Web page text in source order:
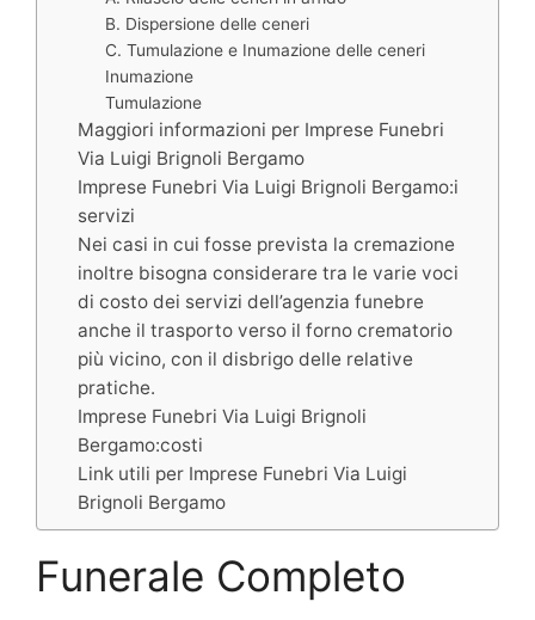
B. Dispersione delle ceneri
C. Tumulazione e Inumazione delle ceneri
Inumazione
Tumulazione
Maggiori informazioni per Imprese Funebri
Via Luigi Brignoli Bergamo
Imprese Funebri Via Luigi Brignoli Bergamo:i
servizi
Nei casi in cui fosse prevista la cremazione
inoltre bisogna considerare tra le varie voci
di costo dei servizi dell’agenzia funebre
anche il trasporto verso il forno crematorio
più vicino, con il disbrigo delle relative
pratiche.
Imprese Funebri Via Luigi Brignoli
Bergamo:costi
Link utili per Imprese Funebri Via Luigi
Brignoli Bergamo
Funerale Completo